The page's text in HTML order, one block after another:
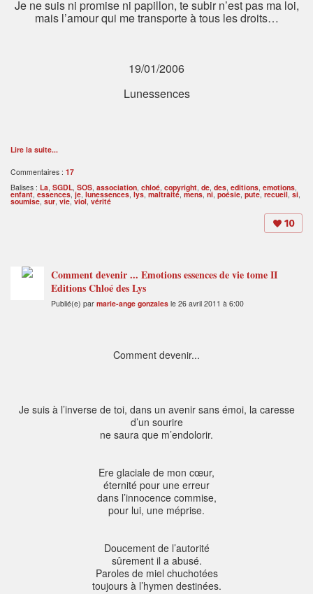
Je ne suis ni promise ni papillon, te subir n’est pas ma loi,
mais l’amour qui me transporte à tous les droits…
19/01/2006
Lunessences
Lire la suite...
Commentaires : 17
Balises : La, SGDL, SOS, association, chloé, copyright, de, des, editions, emotions,
enfant, essences,je, lunessences, lys, maltraité, mens, ni, poésie, pute, recueil, si,
soumise, sur, vie, viol, vérité
10
Comment devenir ... Emotions essences de vie tome II
Editions Chloé des Lys
Publié(e) par marie-ange gonzales le 26 avril 2011 à 6:00
Comment devenir...
Je suis à l’inverse de toi, dans un avenir sans émoi, la caresse
d’un sourire
ne saura que m’endolorir.
Ere glaciale de mon cœur,
éternité pour une erreur
dans l’innocence commise,
pour lui, une méprise.
Doucement de l’autorité
sûrement il a abusé.
Paroles de miel chuchotées
toujours à l’hymen destinées.